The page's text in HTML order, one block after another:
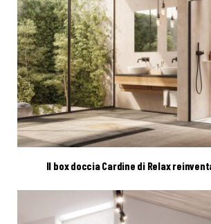
Il box doccia Cardine di Relax